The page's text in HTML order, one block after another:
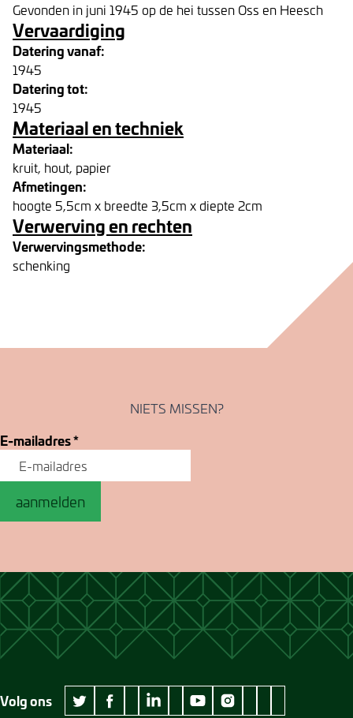
Gevonden in juni 1945 op de hei tussen Oss en Heesch
Vervaardiging
Datering vanaf:
1945
Datering tot:
1945
Materiaal en techniek
Materiaal:
kruit, hout, papier
Afmetingen:
hoogte 5,5cm x breedte 3,5cm x diepte 2cm
Verwerving en rechten
Verwervingsmethode:
schenking
NIETS MISSEN?
E-mailadres*
aanmelden
Volg ons
wikipedia Museum Jan Cunen
googleplus Museum Jan Cunen